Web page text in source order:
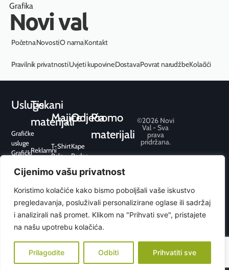
Cijenimo vašu privatnost
Koristimo kolačiće kako bismo poboljšali vaše iskustvo
pregledavanja, posluživali personalizirane oglase ili sadržaj
i analizirali naš promet. Klikom na "Prihvati sve", pristajete
na našu upotrebu kolačića.
Prilagodite Odbiti Prihvatiti sve
Grafika
Novi val
PočetnaNovostiO namaKontakt
Pravilnik privatnostiUvjeti kupovineDostavaPovrat narudžbeKolačići
Usluge
Grafičke
usluge
Grafički
Grafička
Tisak
Web
dizajn
Graviranje
Tiskani
materijali
Reklamni
Uredski
Pos /
Point
of Sale
Majice
T-Shirt
Polo
Fit
Odjeća
Kape
Radna
Trenirke
hoodice
Sport
Flis
Jakne i
Ostalo
Promo
materijali
Elektronika
Kišobrani
Hobi i
slobodno
Dom
Ured
Privjesci
©2026 Novi
Val - Sva
prava
pridržana.